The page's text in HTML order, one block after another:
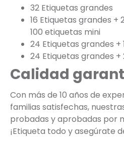
32 Etiquetas grandes
16 Etiquetas grandes +
100 etiquetas mini
24 Etiquetas grandes +
24 Etiquetas grandes
Calidad
Con más de 10 años de
familias satisfechas,
probadas y aprobadas por
¡Etiqueta todo y asegúrate